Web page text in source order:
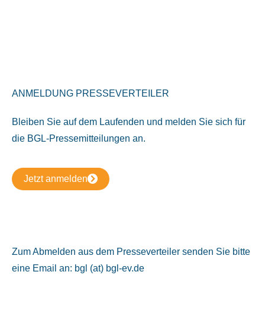
ANMELDUNG PRESSEVERTEILER
Bleiben Sie auf dem Laufenden und melden Sie sich für
die BGL-Pressemitteilungen an.
Jetzt anmelden
Zum Abmelden aus dem Presseverteiler senden Sie bitte
eine Email an: bgl (at) bgl-ev.de